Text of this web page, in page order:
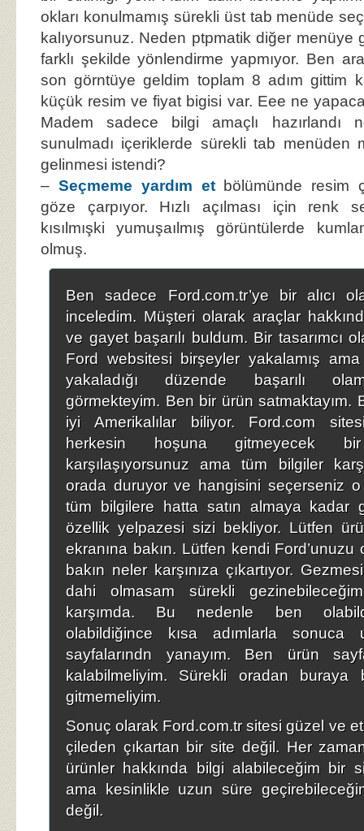
okları konulmamış sürekli üst tab menüde
kalıyorsunuz. Neden ptpmatik diğer menüye
farklı şekilde yönlendirme yapmıyor. Ben
son görntüye geldim toplam 8 adım gittim
küçük resim ve fiyat bigisi var. Eee ne
Madem sadece bilgi amaçlı hazırlandı
sunulmadı içeriklerde sürekli tab menüden
gelinmesi istendi?
– Seçmeme yardım etbölümünde resim
göze çarpıyor. Hızlı açılması için renk
kısılmışki yumuşaılmış görüntülerde
olmuş.
Ben sadece Ford.com.tr’ye bir alıcı
inceledim. Müşteri olarak araçlar
ve gayet başarılı buldum. Bir tasarımcı
Ford websitesi birşeyler yakalamış
yakaladığı düzende başarılı
görmekteyim. Ben bir ürün satmaktayım.
iyi Amerikalılar biliyor. Ford.com
herkesin hoşuna gitmeyecek
karşılaşıyorsunuz ama tüm bilgiler
orada duruyor ve hangisini seçerseniz o
tüm bilgilere hatta satın almaya kadar
özellik yelpazesi sizi bekliyor. Lütfen
ekranına bakın. Lütfen kendi Ford’unuzu
bakın neler karşınıza çıkartıyor.
dahi olmasam sürekli
karşımda. Bu nedenle ben
olabildiğince kısa adımlarla sonuca
sayfalarındn yanayım. Ben ürün
kalabilmeliyim. Sürekli oradan buraya
gitmemeliyim.
Sonuç olarak Ford.com.tr sitesi güzel ve
çileden çıkartan bir site değil. Her
ürünler hakkında bilgi alabileceğim bir
ama kesinlikle uzun süre
değil.